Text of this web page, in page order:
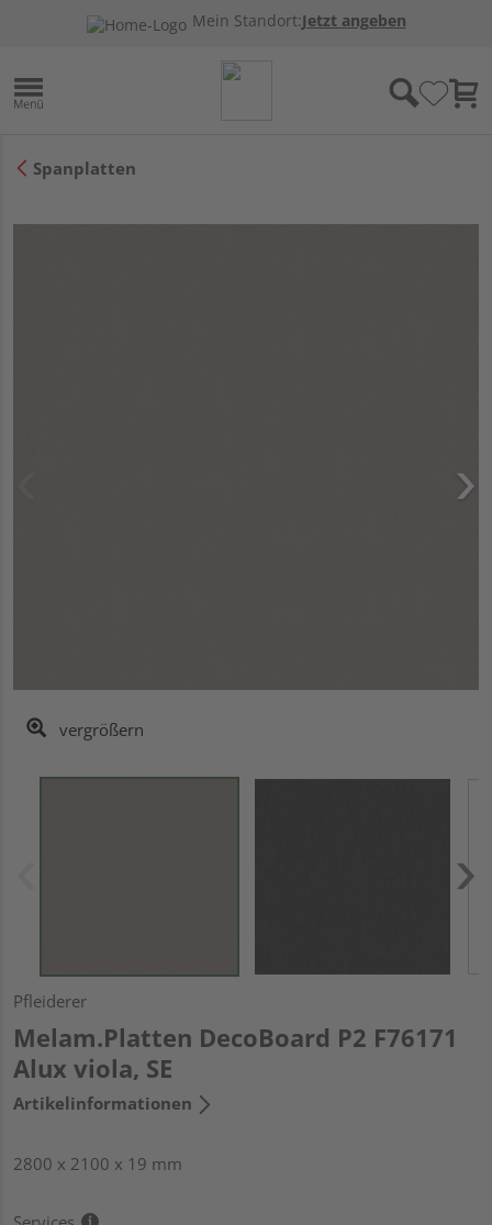
Mein Standort:Jetzt angeben
Spanplatten
vergrößern
Pfleiderer
Melam.Platten DecoBoard P2 F76171
Alux viola, SE
Artikelinformationen
2800 x 2100 x 19 mm